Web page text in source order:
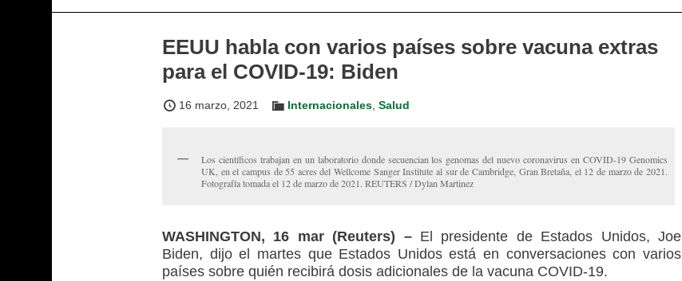
EEUU habla con varios países sobre vacuna extras
para el COVID-19: Biden
16 marzo, 2021 Internacionales Salud
Los científicos trabajan en un laboratorio donde secuencian los genomas del nuevo coronavirus en COVID-19 Genomics
UK, en el campus de 55 acres del Wellcome Sanger Institute al sur de Cambridge, Gran Bretaña, el 12 de marzo de 2021.
Fotografía tomada el 12 de marzo de 2021. REUTERS / Dylan Martinez
WASHINGTON, 16 mar (Reuters) –El presidente de Estados Unidos, Joe
Biden, dijo el martes que Estados Unidos está en conversaciones con varios
países sobre quién recibirá dosis adicionales de la vacuna COVID-19.